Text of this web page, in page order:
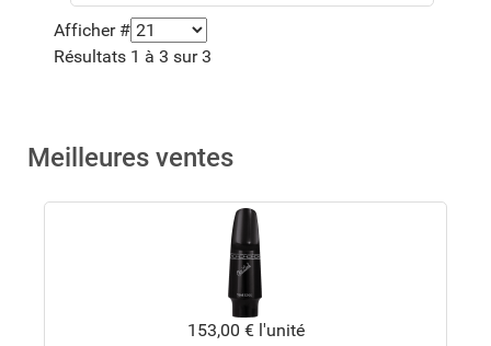
Afficher #
Résultats 1 à 3 sur 3
Meilleures ventes
153,00 € l'unité